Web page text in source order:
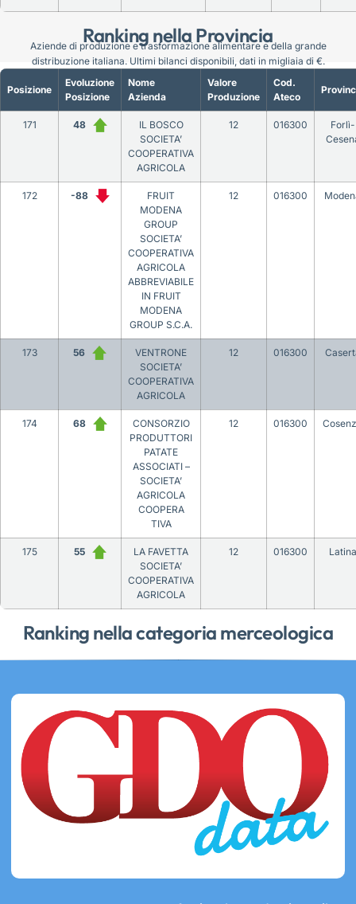
Ranking nella Provincia
Ranking nella categoria merceologica
Posizione
Evoluzione
Posizione
Nome
Azienda
Valore
Produzione
Cod.
Ateco
171 48
IL BOSCO
SOCIETA’
COOPERATIVA
AGRICOLA
12 016300
Forlì-
172 -88
FRUIT
MODENA
GROUP
SOCIETA’
COOPERATIVA
AGRICOLA
ABBREVIABILE
IN FRUIT
MODENA
GROUP S.C.A.
12 016300
173 56
VENTRONE
SOCIETA’
COOPERATIVA
AGRICOLA
12 016300
174 68
CONSORZIO
PRODUTTORI
PATATE
ASSOCIATI –
SOCIETA’
AGRICOLA
COOPERA
TIVA
12 016300
175 55
LA FAVETTA
SOCIETA’
COOPERATIVA
AGRICOLA
12 016300 Latina
Aziende di produzione e trasformazione alimentare e della grande
distribuzione italiana. Ultimi bilanci disponibili, dati in migliaia di €.